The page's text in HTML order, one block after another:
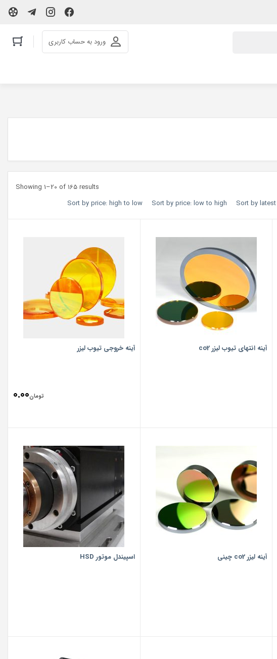
ورود به حساب کاربری
Showing 1–20 of 165 results
Sort by latest
Sort by price: low to high
Sort by price: high to low
آینه انتهای تیوب لیزر co2 آینه خروجی تیوب لیزر
تومان0.00
آینه لیزر co2 چینی اسپیندل موتور HSD